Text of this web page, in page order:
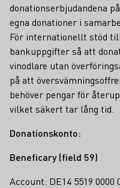
donationserbjudandena
egna donationer i
För internationellt stöd
bankuppgifter så att
vinodlare utan
på att
behöver pengar för
vilket säkert tar lång tid.
Donationskonto:
Beneficary (field 59)
Account: DE14 5519 0000